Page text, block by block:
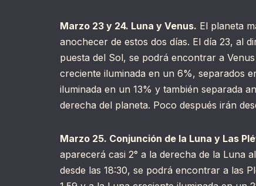
Marzo 23 y 24. Luna y Venus. El planeta
anochecer de estos dos días. El día 23, al
puesta del Sol, se podrá encontrar a
creciente iluminada en un 6%, separados
iluminada en un 13% y también separada
derecha del planeta. Poco después irán
Marzo 25. Conjunción de la Luna y Las
aparecerá casi 2° a la derecha de la Luna
desde las 18:30, se podrá encontrar a las